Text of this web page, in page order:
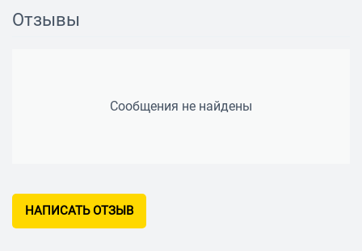
Форма разъема: прямой
Отзывы
Сообщения не найдены
НАПИСАТЬ ОТЗЫВ